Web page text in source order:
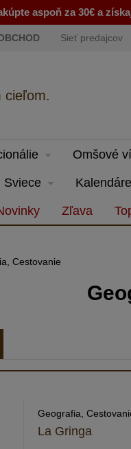
aspoň za 30€ a
cieľom.
Sieť predajcov
Cestovanie
Geografia,
La Gringa
Omšové
Sviece
Zľava